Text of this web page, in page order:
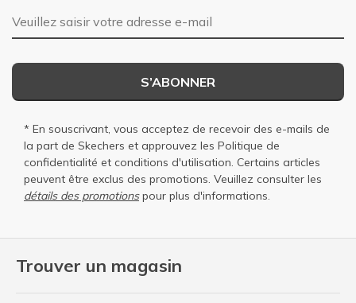
Trouver un magasin
Adresse e-mail
S’ABONNER
* En souscrivant, vous acceptez de recevoir des e-mails de
la part de Skechers et approuvez les Politique de
confidentialité et conditions d'utilisation. Certains articles
peuvent être exclus des promotions. Veuillez consulter les
détails des promotionspour plus d'informations.